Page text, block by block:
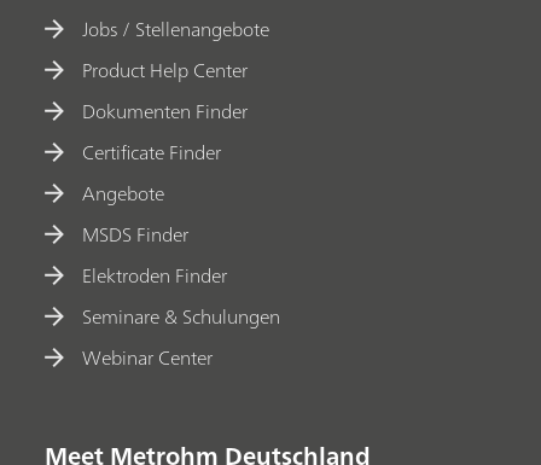
Jobs / Stellenangebote
Product Help Center
Dokumenten Finder
Certificate Finder
Angebote
MSDS Finder
Elektroden Finder
Seminare & Schulungen
Webinar Center
Meet Metrohm Deutschland